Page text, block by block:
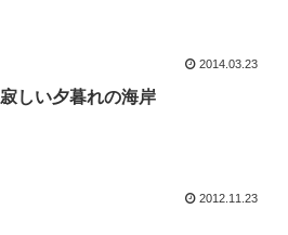
2014.03.23
寂しい夕暮れの海岸
2012.11.23